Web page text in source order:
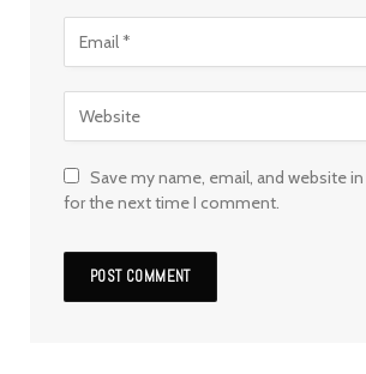
Save my name, email, and website
for the next time I comment.